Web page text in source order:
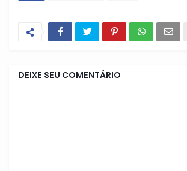
DEIXE SEU COMENTÁRIO